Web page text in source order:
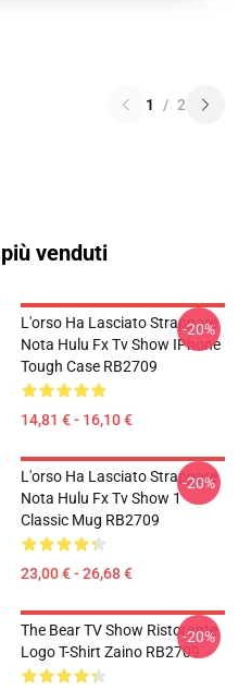
1 / 2
venduti
L'orso Ha Lasciato Strappare
Nota Hulu Fx Tv Show IPhone
Tough Case RB2709
14,81 € - 16,10 €
-20%
L'orso Ha Lasciato Strappare
Nota Hulu Fx Tv Show 1
Classic Mug RB2709
23,00 € - 26,68 €
-20%
The Bear TV Show Ristorante
Logo T-Shirt Zaino RB2709
-20%